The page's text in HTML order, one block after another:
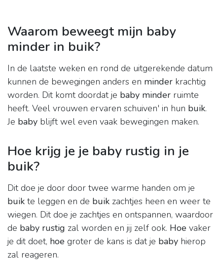
Waarom beweegt mijn baby
minder in buik?
In de laatste weken en rond de uitgerekende datum
kunnen de bewegingen anders en minder krachtig
worden. Dit komt doordat je baby minder ruimte
heeft. Veel vrouwen ervaren schuiven' in hun buik.
Je baby blijft wel even vaak bewegingen maken.
Hoe krijg je je baby rustig in je
buik?
Dit doe je door door twee warme handen om je
buik te leggen en de buik zachtjes heen en weer te
wiegen. Dit doe je zachtjes en ontspannen, waardoor
de baby rustig zal worden en jij zelf ook. Hoe vaker
je dit doet, hoe groter de kans is dat je baby hierop
zal reageren.